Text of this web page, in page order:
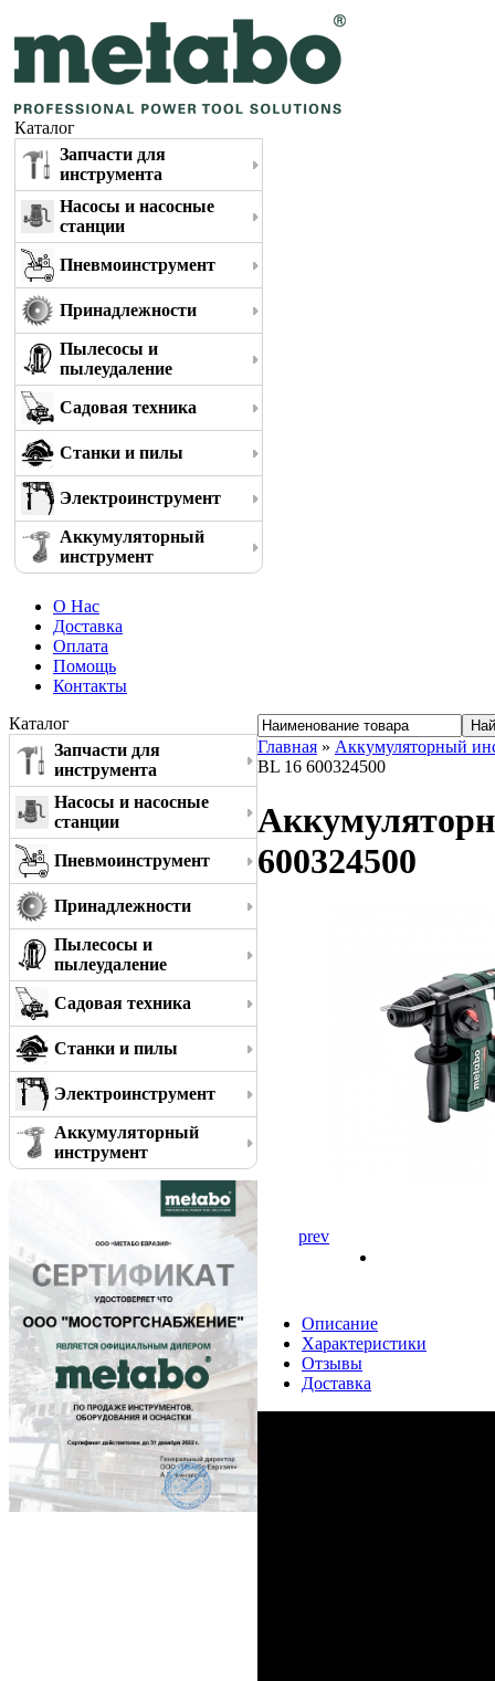
Каталог
Запчасти для
инструмента
Насосы и насосные
станции
Пневмоинструмент
Принадлежности
Пылесосы и
пылеудаление
Садовая техника
Станки и пилы
Электроинструмент
Аккумуляторный
инструмент
О Нас
Доставка
Оплата
Помощь
Контакты
Каталог
Запчасти для
инструмента
Насосы и насосные
станции
Пневмоинструмент
Принадлежности
Пылесосы и
пылеудаление
Садовая техника
Станки и пилы
Электроинструмент
Аккумуляторный
инструмент
Главная » Аккумуляторный
BL 16 600324500
600324500
prev
Описание
Характеристики
Отзывы
Доставка